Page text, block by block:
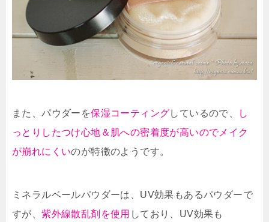
また、パウダーを保湿コーティングしているので、
し
っとりしたつけ心地＆肌への密着度が高いのでメイク
が崩れにくいのが特徴のようです。
ミネラルベールパウダーは、UV効果もあるパウダーで
すが、紫外線散乱剤を使用 しており、UV効果も